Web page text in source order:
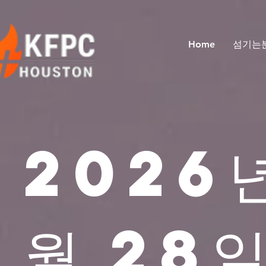
Home 섬기는
2026